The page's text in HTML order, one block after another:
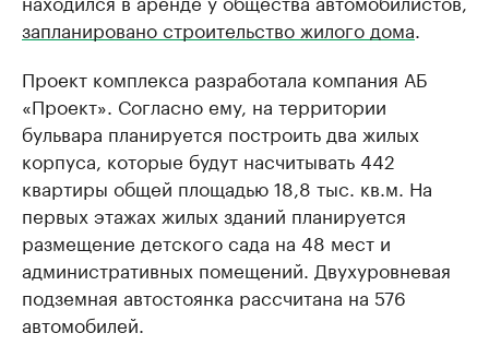
запланировано строительство жилого дома.
Проект комплекса разработала компания АБ
«Проект». Согласно ему, на территории
бульвара планируется построить два жилых
корпуса, которые будут насчитывать 442
квартиры общей площадью 18,8 тыс. кв.м. На
первых этажах жилых зданий планируется
размещение детского сада на 48 мест и
административных помещений. Двухуровневая
подземная автостоянка рассчитана на 576
автомобилей.